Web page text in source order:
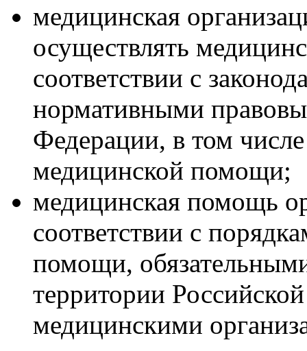
медицинская
осуществлять
соответствии с
нормативными
Федерации, в том
медицинской помощи;
медицинская помощь
соответствии с
помощи,
территории
медицинскими